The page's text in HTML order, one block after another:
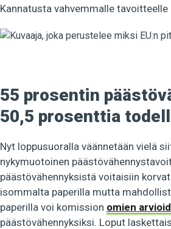
Kannatusta vahvemmalle
55 prosentin
50,5 prosenttia
Nyt loppusuoralla väännetään vielä
nykymuotoinen
päästövähennyksistä voitaisiin
isommalta paperilla mutta
paperilla voi komission omien
päästövähennyksiksi. Loput